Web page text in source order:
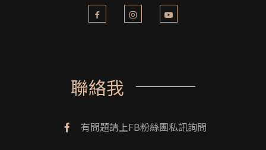
聯絡我
有問題請上FB粉絲團私訊詢問